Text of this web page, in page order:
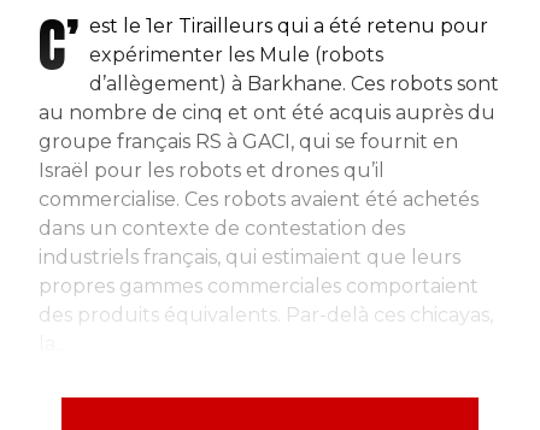
C’ est le 1er Tirailleurs qui a été retenu pour
expérimenter les Mule (robots
d’allègement) à Barkhane. Ces robots sont
au nombre de cinq et ont été acquis auprès du
groupe français RS à GACI, qui se fournit en
Israël pour les robots et drones qu’il
commercialise. Ces robots avaient été achetés
dans un contexte de contestation des
industriels français, qui estimaient que leurs
propres gammes commerciales comportaient
des produits équivalents. Par-delà ces chicayas,